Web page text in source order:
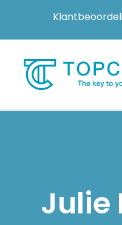
Julie